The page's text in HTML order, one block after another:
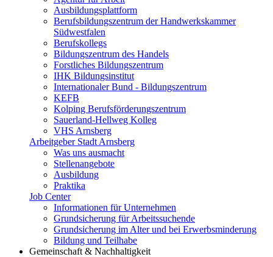
Ausbildungsplattform
Berufsbildungszentrum der Handwerkskammer
Südwestfalen
Berufskollegs
Bildungszentrum des Handels
Forstliches Bildungszentrum
IHK Bildungsinstitut
Internationaler Bund - Bildungszentrum
KEFB
Kolping Berufsförderungszentrum
Sauerland-Hellweg Kolleg
VHS Arnsberg
Arbeitgeber Stadt Arnsberg
Was uns ausmacht
Stellenangebote
Ausbildung
Praktika
Job Center
Informationen für Unternehmen
Grundsicherung für Arbeitssuchende
Grundsicherung im Alter und bei Erwerbsminderung
Bildung und Teilhabe
Gemeinschaft & Nachhaltigkeit